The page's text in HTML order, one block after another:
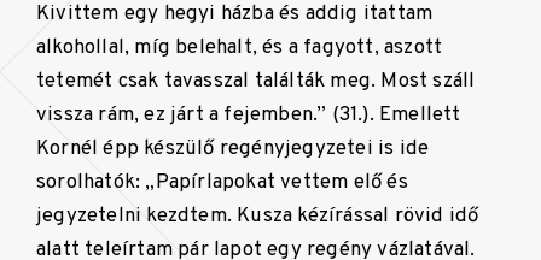
Kivittem egy hegyi házba és addig itattam
alkohollal, míg belehalt, és a fagyott, aszott
tetemét csak tavasszal találták meg. Most száll
vissza rám, ez járt a fejemben.” (31.). Emellett
Kornél épp készülő regényjegyzetei is ide
sorolhatók: „Papírlapokat vettem elő és
jegyzetelni kezdtem. Kusza kézírással rövid idő
alatt teleírtam pár lapot egy regény vázlatával.